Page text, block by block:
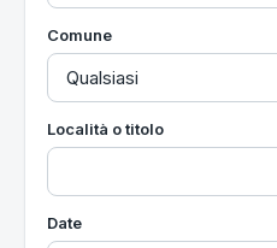
Comune
Località o titolo
Date